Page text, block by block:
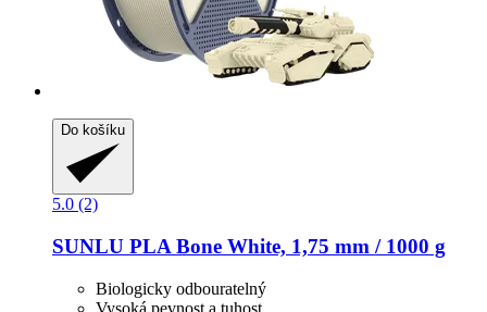
Do košíku
5.0 (2)
SUNLU PLA Bone White, 1,75 mm / 1000 g
Biologicky odbouratelný
Vysoká pevnost a tuhost